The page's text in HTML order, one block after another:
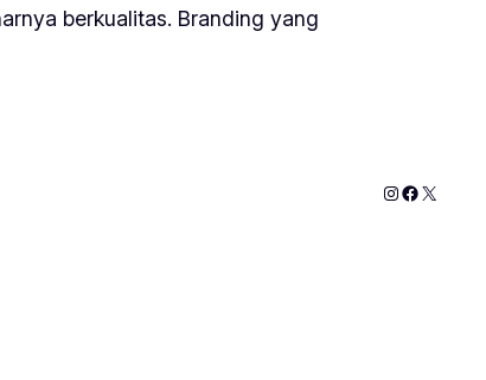
berkualitas. Branding yang
Instagram
X